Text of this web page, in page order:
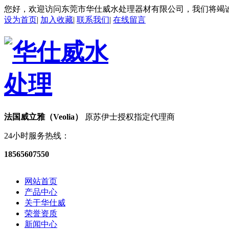
您好，欢迎访问东莞市华仕威水处理器材有限公司，我们将竭
设为首页| 加入收藏| 联系我们| 在线留言
法国威立雅（Veolia） 原苏伊士授权指定代理商
24小时服务热线：
18565607550
网站首页
产品中心
关于华仕威
荣誉资质
新闻中心